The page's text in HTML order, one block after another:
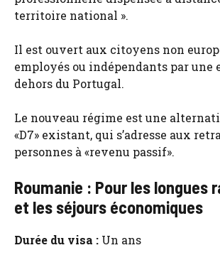
territoire national ».
Il est ouvert aux citoyens non
employés ou indépendants par une
dehors du Portugal.
Le nouveau régime est une
«D7» existant, qui s’adresse aux
personnes à «revenu passif».
Roumanie : Pour les longues
et les séjours économiques
Durée du visa : Un ans